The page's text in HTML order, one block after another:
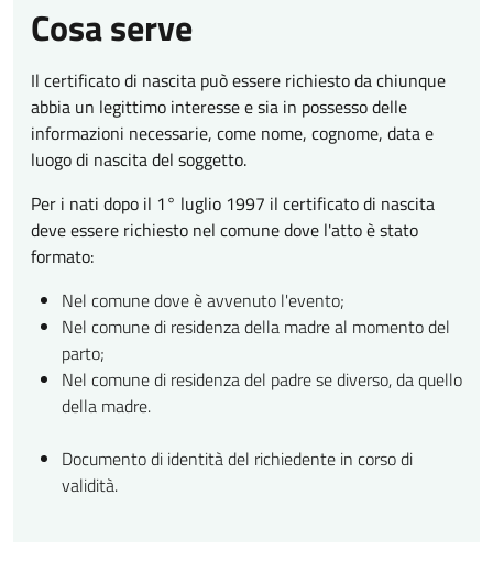
Cosa serve
Il certificato di nascita può essere richiesto da chiunque
abbia un legittimo interesse e sia in possesso delle
informazioni necessarie, come nome, cognome, data e
luogo di nascita del soggetto.
Per i nati dopo il 1° luglio 1997 il certificato di nascita
deve essere richiesto nel comune dove l'atto è stato
formato:
Nel comune dove è avvenuto l'evento;
Nel comune di residenza della madre al momento del
parto;
Nel comune di residenza del padre se diverso, da quello
della madre.
Documento di identità del richiedente in corso di
validità.